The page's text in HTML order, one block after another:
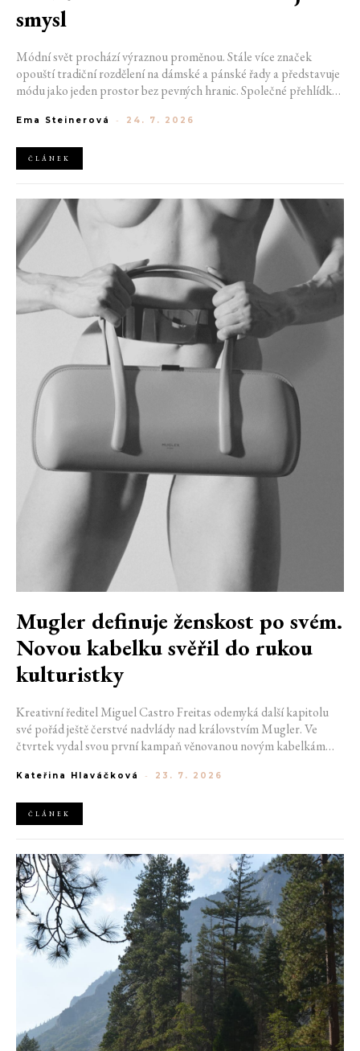
smysl
Módní svět prochází výraznou proměnou. Stále více značek
opouští tradiční rozdělení na dámské a pánské řady a představuje
módu jako jeden prostor bez pevných hranic. Společné přehlídky,
klasické týdny módy mohou brzy vypadat úplně jinak.
Ema Steinerová - 24. 7. 2026
ČLÁNEK
Mugler definuje ženskost po svém.
Novou kabelku svěřil do rukou
kulturistky
Kreativní ředitel Miguel Castro Freitas odemyká další kapitolu
své pořád ještě čerstvé nadvlády nad královstvím Mugler. Ve
čtvrtek vydal svou první kampaň věnovanou novým kabelkám
do módního domu dorazil. Umně mísí výrazy minulosti a dávných
Kateřina Hlaváčková - 23. 7. 2026
ČLÁNEK